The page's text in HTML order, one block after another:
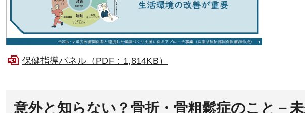
保健指導パネル（PDF：1,814KB）
意外と知らない？骨折・骨粗鬆症のこと－